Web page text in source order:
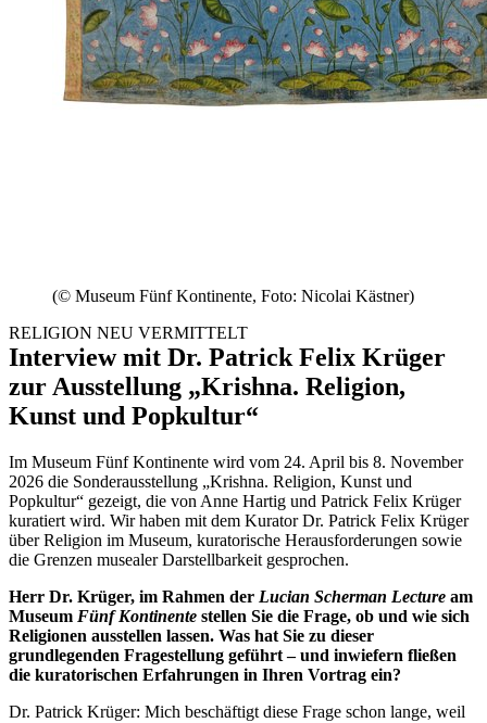
(© Museum Fünf Kontinente, Foto: Nicolai Kästner)
RELIGION NEU VERMITTELT
Interview mit Dr. Patrick Felix Krüger
zur Ausstellung „Krishna. Religion,
Kunst und Popkultur“
Im Museum Fünf Kontinente wird vom 24. April bis 8. November
2026 die Sonderausstellung „Krishna. Religion, Kunst und
Popkultur“ gezeigt, die von Anne Hartig und Patrick Felix Krüger
kuratiert wird. Wir haben mit dem Kurator Dr. Patrick Felix Krüger
über Religion im Museum, kuratorische Herausforderungen sowie
die Grenzen musealer Darstellbarkeit gesprochen.
Herr Dr. Krüger, im Rahmen der Lucian Scherman Lecture am
Museum Fünf Kontinente stellen Sie die Frage, ob und wie sich
Religionen ausstellen lassen. Was hat Sie zu dieser
grundlegenden Fragestellung geführt – und inwiefern fließen
die kuratorischen Erfahrungen in Ihren Vortrag ein?
Dr. Patrick Krüger: Mich beschäftigt diese Frage schon lange, weil